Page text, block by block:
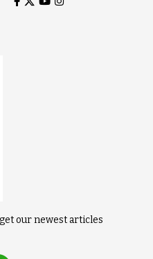
our newest articles